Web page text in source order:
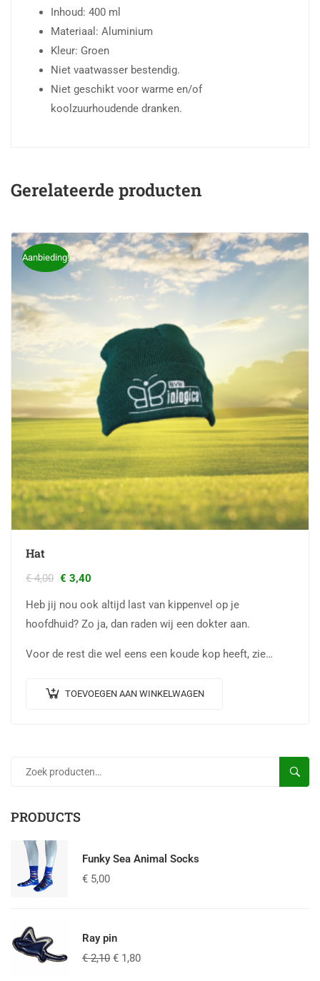
Inhoud: 400 ml
Materiaal: Aluminium
Kleur: Groen
Niet vaatwasser bestendig.
Niet geschikt voor warme en/of
koolzuurhoudende dranken.
Gerelateerde producten
Aanbieding!
Hat
€4,00 € 3,40
Heb jij nou ook altijd last van kippenvel op je
hoofdhuid? Zo ja, dan raden wij een dokter aan.
Voor de rest die wel eens een koude kop heeft, zie…
TOEVOEGEN AAN WINKELWAGEN
PRODUCTS
Funky Sea Animal Socks
€ 5,00
Ray pin
€2,10 € 1,80